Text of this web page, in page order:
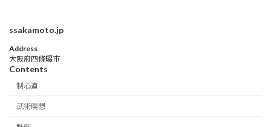
ssakamoto.jp
Address
大阪府四條畷市
Contents
制心道
武術瞑想